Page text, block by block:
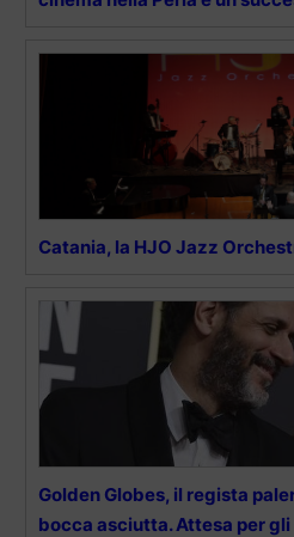
Catania, la HJO Jazz
Golden Globes, il regista
bocca asciutta. Attesa per